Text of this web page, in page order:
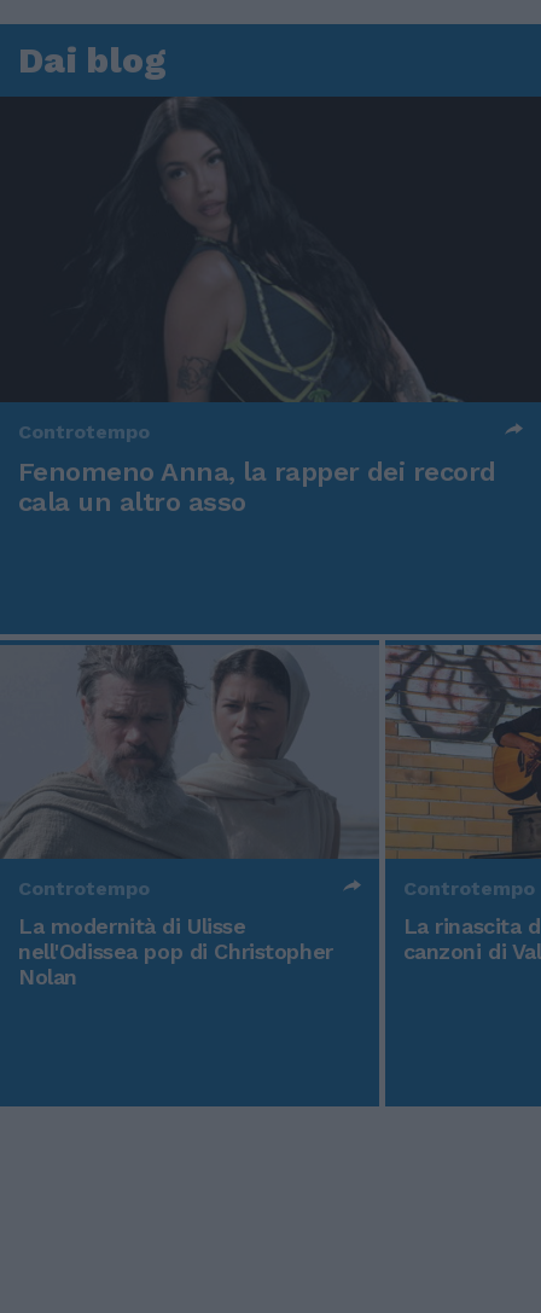
Dai blog
Controtempo
Fenomeno Anna, la rapper dei record
cala un altro asso
Controtempo
La modernità di Ulisse
nell'Odissea pop di Christopher
Nolan
Controtempo
La rinascita
canzoni di